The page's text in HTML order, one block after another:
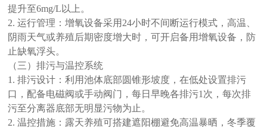
提升至6mg/L以上。
2. 运行管理：增氧设备采用24小时不间断运行模式，高温、
阴雨天气或养殖后期密度增大时，可开启备用增氧设备，防
止缺氧浮头。
（三）排污与温控系统
1. 排污设计：利用池体底部圆锥形坡度，在低处设置排污
口，配备电磁阀或手动阀门，每日早晚各排污1次，每次排
污至分离器底部无明显污物为止。
2. 温控措施：露天养殖可搭建遮阳棚避免高温暴晒，冬季覆